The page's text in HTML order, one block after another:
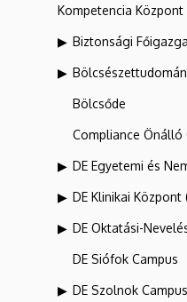
Kompetencia Központ
Biztonsági
Bölcsőde
Compliance Önálló
DE Egyetemi és
DE Klinikai Központ
DE Oktatási-
DE Siófok Campus
DE Szolnok